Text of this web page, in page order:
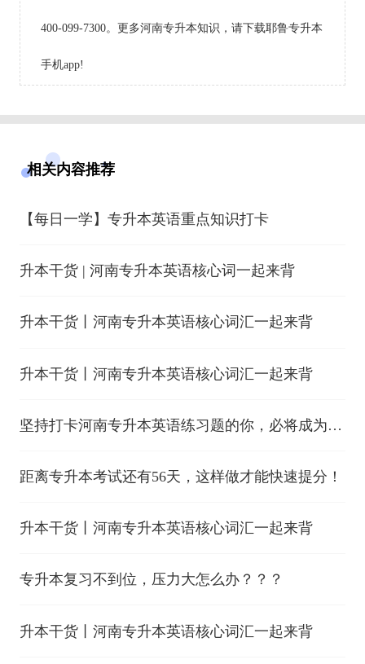
400-099-7300。更多河南专升本知识，请下载耶鲁专升本
手机app!
相关内容推荐
【每日一学】专升本英语重点知识打卡
升本干货 | 河南专升本英语核心词一起来背
升本干货丨河南专升本英语核心词汇一起来背
升本干货丨河南专升本英语核心词汇一起来背
坚持打卡河南专升本英语练习题的你，必将成为最
距离专升本考试还有56天，这样做才能快速提分！
升本干货丨河南专升本英语核心词汇一起来背
专升本复习不到位，压力大怎么办？？？
升本干货丨河南专升本英语核心词汇一起来背